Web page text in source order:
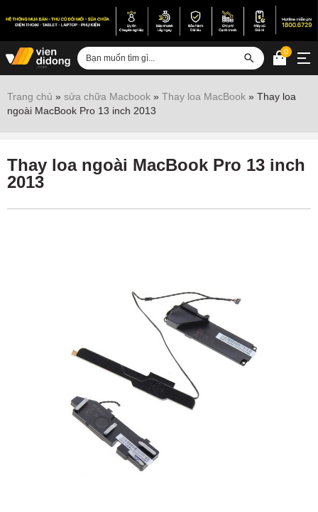
Sửa iPhone
Sửa Vertu
1800.6729
(miễn phí)
(Giờ làm việc: 08h00 - 21h00)
0
Trang chủ » sửa chữa Macbook » Thay loa MacBook » Thay loa
ngoài MacBook Pro 13 inch 2013
Thay loa ngoài MacBook Pro 13 inch
2013